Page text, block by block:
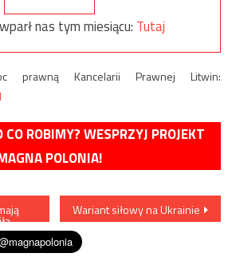
nas tym miesiącu: Tutaj
prawną Kancelarii Prawnej Litwin:
ROBIMY? WESPRZYJ PROJEKT
POLONIA!
Wariant siłowy na Ukrainie